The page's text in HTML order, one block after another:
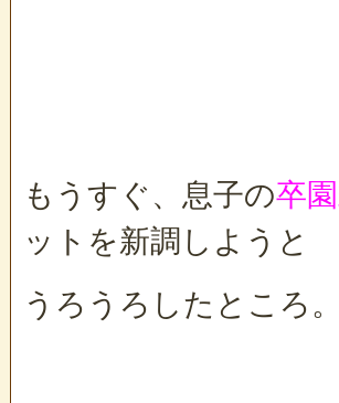
もうすぐ、息子の卒
ットを新調しようと
うろうろしたところ。